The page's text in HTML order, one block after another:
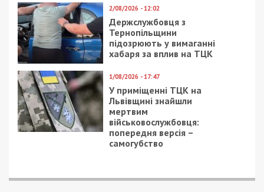
2/08/2026 - 12:02
Держслужбовця з
Тернопільщини
підозрюють у вимаганні
хабаря за вплив на ТЦК
1/08/2026 - 17:47
У приміщенні ТЦК на
Львівщині знайшли
мертвим
військовослужбовця:
попередня версія –
самогубство